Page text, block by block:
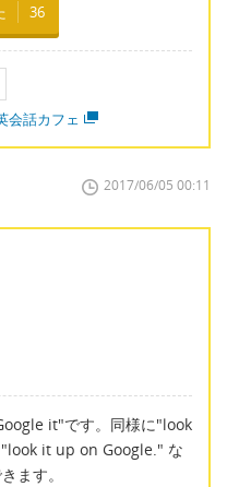
36
会話カフェ
2017/06/05 00:11
it"です。同様に"look
it up on Google." な
ます。